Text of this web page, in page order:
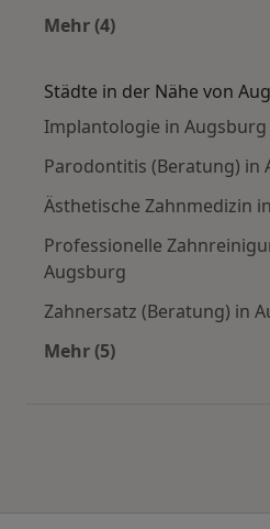
Mehr (4)
Städte in der Nähe von
Implantologie in Augsburg
Parodontitis (Beratung) in
Ästhetische Zahnmedizin
Professionelle
Augsburg
Zahnersatz (Beratung) in
Mehr (5)